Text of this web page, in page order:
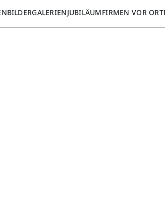
BILDERGALERIENJUBILÄUMFIRMEN VOR ORT